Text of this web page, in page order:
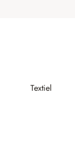
Textiel